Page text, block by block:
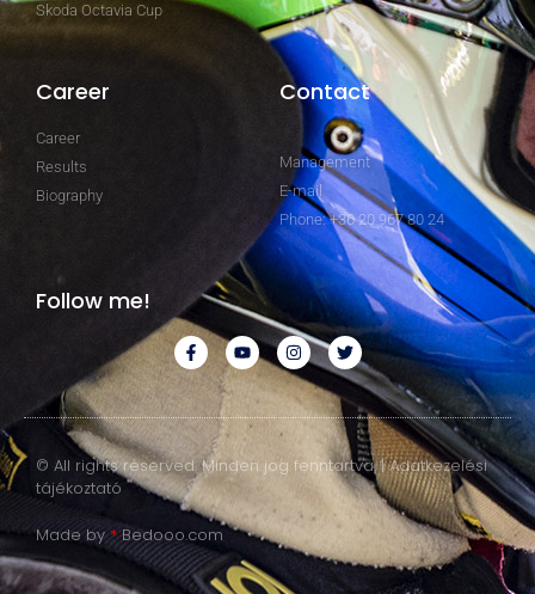
Skoda Octavia Cup
Career
Career
Results
Biography
Contact
Management
E-mail
Phone: +36 20 967 80 24
Follow me!
© All rights reserved. Minden jog fenntartva. | Adatkezelési
tájékoztató
Made by*Bedooo.com